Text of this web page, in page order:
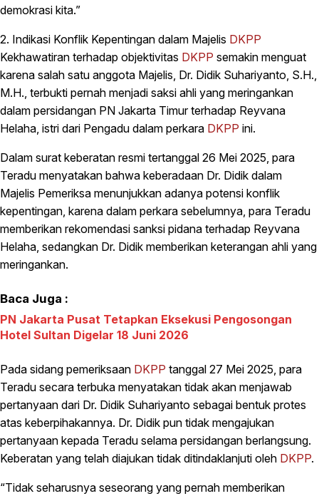
demokrasi kita.”
2. Indikasi Konflik Kepentingan dalam Majelis DKPP
Kekhawatiran terhadap objektivitas DKPP semakin menguat
karena salah satu anggota Majelis, Dr. Didik Suhariyanto, S.H.,
M.H., terbukti pernah menjadi saksi ahli yang meringankan
dalam persidangan PN Jakarta Timur terhadap Reyvana
Helaha, istri dari Pengadu dalam perkara DKPP ini.
Dalam surat keberatan resmi tertanggal 26 Mei 2025, para
Teradu menyatakan bahwa keberadaan Dr. Didik dalam
Majelis Pemeriksa menunjukkan adanya potensi konflik
kepentingan, karena dalam perkara sebelumnya, para Teradu
memberikan rekomendasi sanksi pidana terhadap Reyvana
Helaha, sedangkan Dr. Didik memberikan keterangan ahli yang
meringankan.
Baca Juga :
PN Jakarta Pusat Tetapkan Eksekusi Pengosongan
Hotel Sultan Digelar 18 Juni 2026
Pada sidang pemeriksaan DKPP tanggal 27 Mei 2025, para
Teradu secara terbuka menyatakan tidak akan menjawab
pertanyaan dari Dr. Didik Suhariyanto sebagai bentuk protes
atas keberpihakannya. Dr. Didik pun tidak mengajukan
pertanyaan kepada Teradu selama persidangan berlangsung.
Keberatan yang telah diajukan tidak ditindaklanjuti oleh DKPP.
“Tidak seharusnya seseorang yang pernah memberikan